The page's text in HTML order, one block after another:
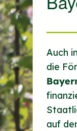
Auch
die
auf